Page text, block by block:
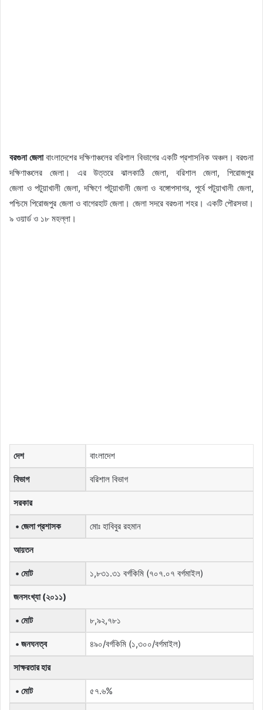
বরগুনা জেলাবাংলাদেশের দক্ষিণাঞ্চলের বরিশাল বিভাগের একটি প্রশাসনিক অঞ্চল। বরগুনা
দক্ষিণাঞ্চলের জেলা। এর উত্তরে ঝালকাঠি জেলা, বরিশাল জেলা, পিরোজপুর
জেলা ও পটুয়াখালী জেলা, দক্ষিণে পটুয়াখালী জেলা ও বঙ্গোপসাগর, পূর্বে পটুয়াখালী জেলা,
পশ্চিমে পিরোজপুর জেলা ও বাগেরহাট জেলা। জেলা সদরে বরগুনা শহর। একটি পৌরসভা।
৯ ওয়ার্ড ও ১৮ মহল্লা।
দেশ বাংলাদেশ
বিভাগ বরিশাল বিভাগ
সরকার
• জেলা প্রশাসক মোঃ হাবিবুর রহমান
আয়তন
• মোট ১,৮৩১.৩১ বর্গকিমি (৭০৭.০৭ বর্গমাইল)
জনসংখ্যা (২০১১)
• মোট ৮,৯২,৭৮১
• জনঘনত্ব ৪৯০/বর্গকিমি (১,৩০০/বর্গমাইল)
সাক্ষরতার হার
• মোট ৫৭.৬%